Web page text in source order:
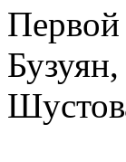
Первой